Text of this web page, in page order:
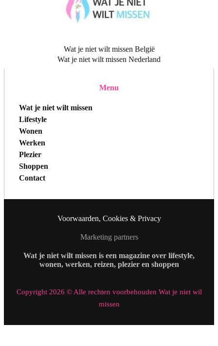
Wat je niet wilt missen België
Wat je niet wilt missen Nederland
Menu
Wat je niet wilt missen
Lifestyle
Wonen
Werken
Plezier
Shoppen
Contact
Voorwaarden, Cookies & Privacy
Marketing partners
Wat je niet wilt missen is een magazine over lifestyle,
wonen, werken, reizen, plezier en shoppen
Copyright 2026 © Alle rechten voorbehouden Wat je niet wil
missen